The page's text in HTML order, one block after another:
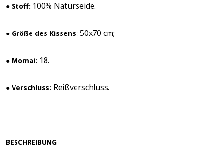
● Stoff: 100% Naturseide.
● Größe des Kissens: 50x70 cm;
● Momai: 18.
● Verschluss: Reißverschluss.
BESCHREIBUNG